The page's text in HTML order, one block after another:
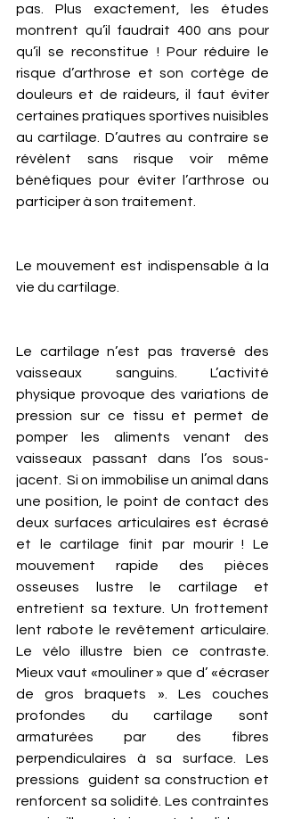
pas. Plus exactement, les études
montrent qu’il faudrait 400 ans pour
qu’il se reconstitue ! Pour réduire le
risque d’arthrose et son cortège de
douleurs et de raideurs, il faut éviter
certaines pratiques sportives nuisibles
au cartilage. D’autres au contraire se
révèlent sans risque voir même
bénéfiques pour éviter l’arthrose ou
participer à son traitement.
Le mouvement est indispensable à la
vie du cartilage.
Le cartilage n’est pas traversé des
vaisseaux sanguins. L’activité
physique provoque des variations de
pression sur ce tissu et permet de
pomper les aliments venant des
vaisseaux passant dans l’os sous-
jacent.  Si on immobilise un animal dans
une position, le point de contact des
deux surfaces articulaires est écrasé
et le cartilage finit par mourir ! Le
mouvement rapide des pièces
osseuses lustre le cartilage et
entretient sa texture. Un frottement
lent rabote le revêtement articulaire.
Le vélo illustre bien ce contraste.
Mieux vaut «mouliner » que d’ «écraser
de gros braquets ». Les couches
profondes du cartilage sont
armaturées par des fibres
perpendiculaires à sa surface. Les
pressions  guident sa construction et
renforcent sa solidité. Les contraintes